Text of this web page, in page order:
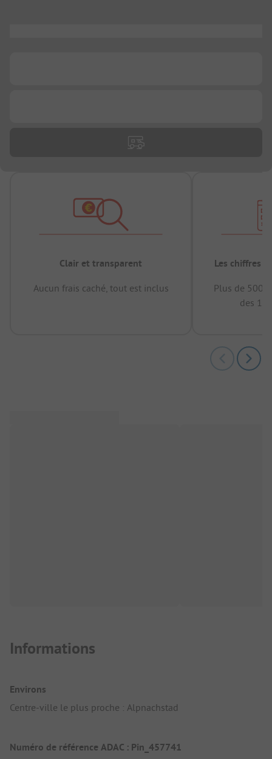
Clair et transparent
Aucun frais caché, tout est inclus
Les chiffres
Plus de
des 12
Informations
Environs
Centre-ville le plus proche : Alpnachstad
Numéro de référence ADAC : Pin_457741